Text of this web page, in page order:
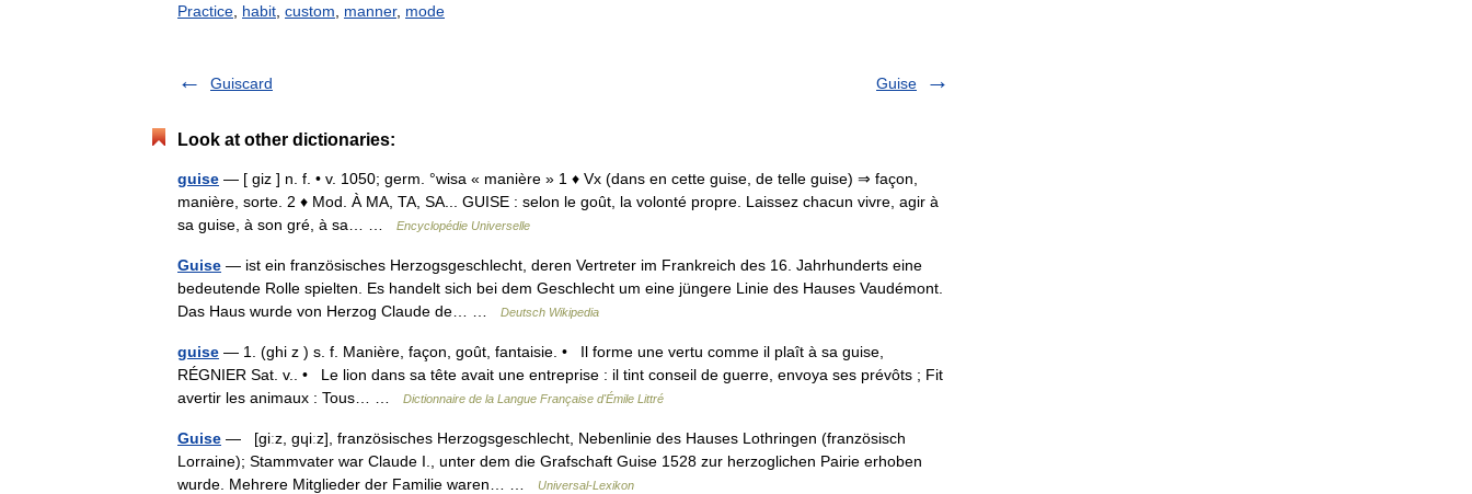
Practice habit custom manner, mode
Guiscard Guise
Look at other dictionaries:
guise — [ giz ] n. f. • v. 1050; germ. °wisa « manière » 1 ♦ Vx (dans en cette guise, de telle guise) ⇒ façon,
manière, sorte. 2 ♦ Mod. À MA, TA, SA... GUISE : selon le goût, la volonté propre. Laissez chacun vivre, agir à
sa guise, à son gré, à sa… …
Encyclopédie Universelle
Guise — ist ein französisches Herzogsgeschlecht, deren Vertreter im Frankreich des 16. Jahrhunderts eine
bedeutende Rolle spielten. Es handelt sich bei dem Geschlecht um eine jüngere Linie des Hauses Vaudémont.
Das Haus wurde von Herzog Claude de… …
Deutsch Wikipedia
guise — 1. (ghi z ) s. f. Manière, façon, goût, fantaisie. • Il forme une vertu comme il plaît à sa guise,
RÉGNIER Sat. v.. • Le lion dans sa tête avait une entreprise : il tint conseil de guerre, envoya ses prévôts ; Fit
avertir les animaux : Tous… …
Dictionnaire de la Langue Française d'Émile Littré
Guise — [giːz, gɥiːz], französisches Herzogsgeschlecht, Nebenlinie des Hauses Lothringen (französisch
Lorraine); Stammvater war Claude I., unter dem die Grafschaft Guise 1528 zur herzoglichen Pairie erhoben
wurde. Mehrere Mitglieder der Familie waren… …
Universal-Lexikon